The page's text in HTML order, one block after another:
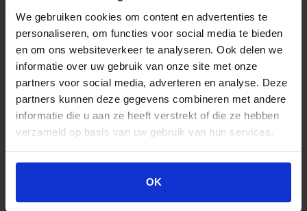
We gebruiken cookies om content en advertenties te
personaliseren, om functies voor social media te bieden
en om ons websiteverkeer te analyseren. Ook delen we
informatie over uw gebruik van onze site met onze
partners voor social media, adverteren en analyse. Deze
partners kunnen deze gegevens combineren met andere
informatie die u aan ze heeft verstrekt of die ze hebben
verzameld op basis van uw gebruik van hun services.
OK
7,41€Inkl. MwSt.
Quick
Lister
Verbandschere
cm
In den Warenkorb